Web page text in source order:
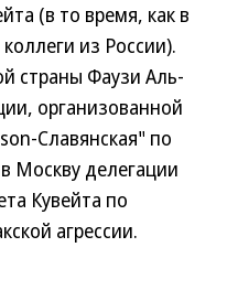
(в то время, как в
из России).
страны Фаузи Аль-
организованной
Славянская" по
Москву делегации
Кувейта по
агрессии.